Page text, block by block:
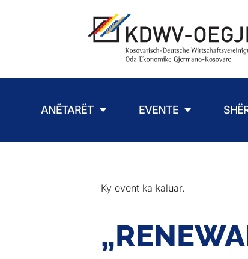
ANËTARËT EVENTE
Ky event ka kaluar.